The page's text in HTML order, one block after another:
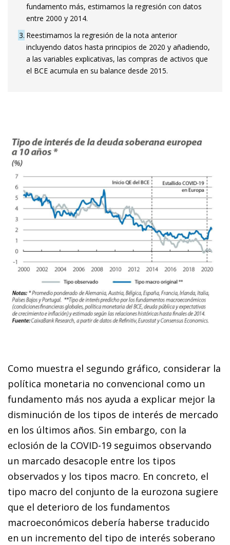
fundamento más, estimamos la regresión con datos
entre 2000 y 2014.
3 Reestimamos la regresión de la nota anterior
incluyendo datos hasta principios de 2020 y añadiendo,
a las variables explicativas, las compras de activos que
el BCE acumula en su balance desde 2015.
Como muestra el segundo gráfico, considerar la
política monetaria no convencional como un
fundamento más nos ayuda a explicar mejor la
disminución de los tipos de interés de mercado
en los últimos años. Sin embargo, con la
eclosión de la COVID-19 seguimos observando
un marcado desacople entre los tipos
observados y los tipos macro. En concreto, el
tipo macro del conjunto de la eurozona sugiere
que el deterioro de los fundamentos
macroeconómicos debería haberse traducido
en un incremento del tipo de interés soberano